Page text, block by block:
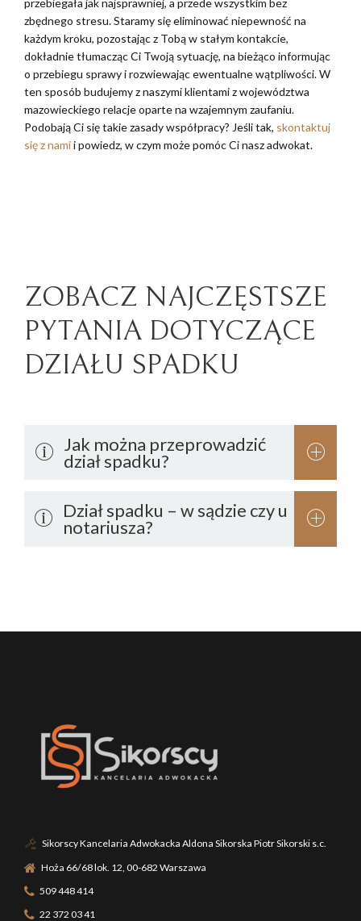
przebiegała jak najsprawniej, a przede wszystkim bez
zbędnego stresu. Staramy się eliminować niepewność na
każdym kroku, pozostając z Tobą w stałym kontakcie,
dokładnie tłumacząc Ci Twoją sytuację, na bieżąco informując
o przebiegu sprawy i rozwiewając ewentualne wątpliwości. W
ten sposób budujemy z naszymi klientami z województwa
mazowieckiego relacje oparte na wzajemnym zaufaniu.
Podobają Ci się takie zasady współpracy? Jeśli tak, skontaktuj
się z namii powiedz, w czym może pomóc Ci nasz adwokat.
ZOBACZ NAJCZĘSTSZE
PYTANIA DOTYCZĄCE
DZIAŁU SPADKU
Jak można przeprowadzić
dział spadku?
Dział spadku – w sądzie czy u
notariusza?
Sikorscy Kancelaria Adwokacka Aldona Sikorska Piotr Sikorski s.c.
Hoża 66/68 lok. 12, 00-682 Warszawa
509 448 414
22 372 03 41